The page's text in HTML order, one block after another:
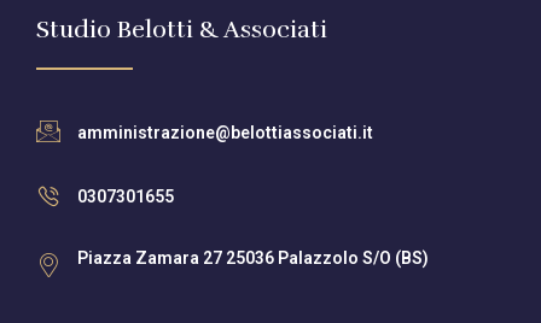
Studio Belotti & Associati
amministrazione@belottiassociati.it
0307301655
Piazza Zamara 27 25036 Palazzolo S/O (BS)